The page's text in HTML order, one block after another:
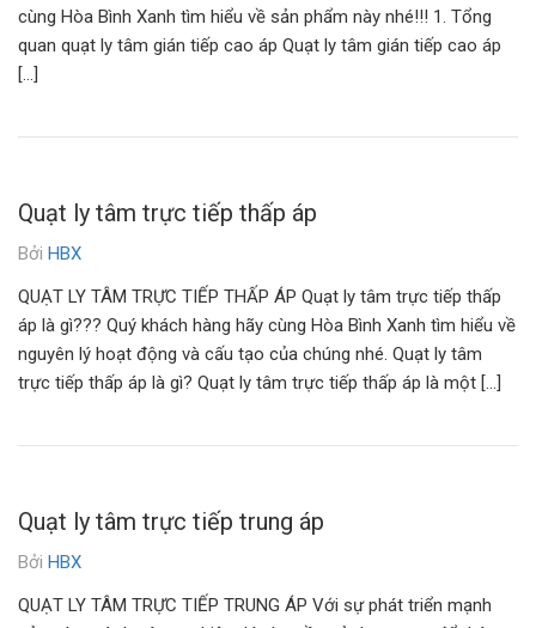
cùng Hòa Bình Xanh tìm hiểu về sản phẩm này nhé!!! 1. Tổng
quan quạt ly tâm gián tiếp cao áp Quạt ly tâm gián tiếp cao áp
[…]
Quạt ly tâm trực tiếp thấp áp
Bởi HBX
QUẠT LY TÂM TRỰC TIẾP THẤP ÁP Quạt ly tâm trực tiếp thấp
áp là gì??? Quý khách hàng hãy cùng Hòa Bình Xanh tìm hiểu về
nguyên lý hoạt động và cấu tạo của chúng nhé. Quạt ly tâm
trực tiếp thấp áp là gì? Quạt ly tâm trực tiếp thấp áp là một […]
Quạt ly tâm trực tiếp trung áp
Bởi HBX
QUẠT LY TÂM TRỰC TIẾP TRUNG ÁP Với sự phát triển mạnh